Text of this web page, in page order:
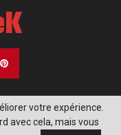
réservés.
votre expérience.
avec cela, mais vous